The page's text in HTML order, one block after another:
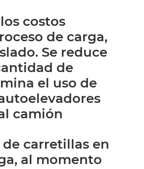
costos
de carga,
Se reduce
de
el uso de
camión
carretillas en
al momento